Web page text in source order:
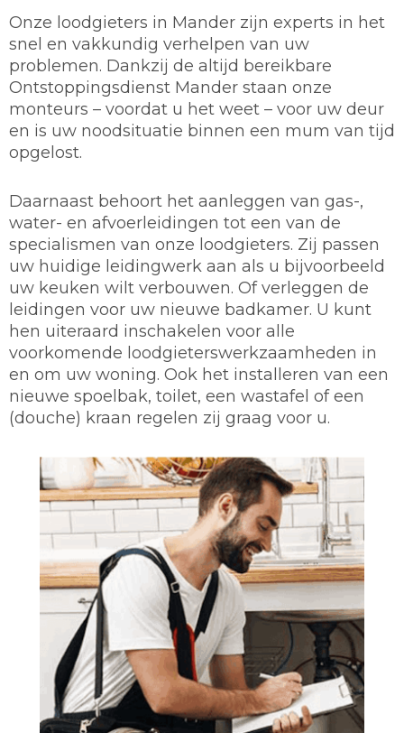
Onze loodgieters in Mander zijn experts in het
snel en vakkundig verhelpen van uw
problemen. Dankzij de altijd bereikbare
Ontstoppingsdienst Mander staan onze
monteurs – voordat u het weet – voor uw deur
en is uw noodsituatie binnen een mum van tijd
opgelost.
Daarnaast behoort het aanleggen van gas-,
water- en afvoerleidingen tot een van de
specialismen van onze loodgieters. Zij passen
uw huidige leidingwerk aan als u bijvoorbeeld
uw keuken wilt verbouwen. Of verleggen de
leidingen voor uw nieuwe badkamer. U kunt
hen uiteraard inschakelen voor alle
voorkomende loodgieterswerkzaamheden in
en om uw woning. Ook het installeren van een
nieuwe spoelbak, toilet, een wastafel of een
(douche) kraan regelen zij graag voor u.